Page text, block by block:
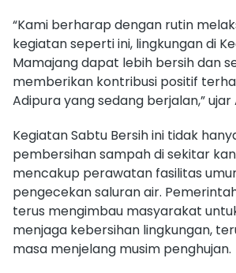
“Kami berharap dengan rutin
kegiatan seperti ini, lingkungan di
Mamajang dapat lebih bersih dan
memberikan kontribusi positif
Adipura yang sedang berjalan,” ujar
Kegiatan Sabtu Bersih ini tidak
pembersihan sampah di sekitar
mencakup perawatan fasilitas
pengecekan saluran air.
terus mengimbau masyarakat
menjaga kebersihan lingkungan,
masa menjelang musim penghujan.